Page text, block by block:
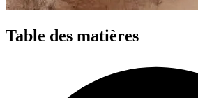
Table des matières